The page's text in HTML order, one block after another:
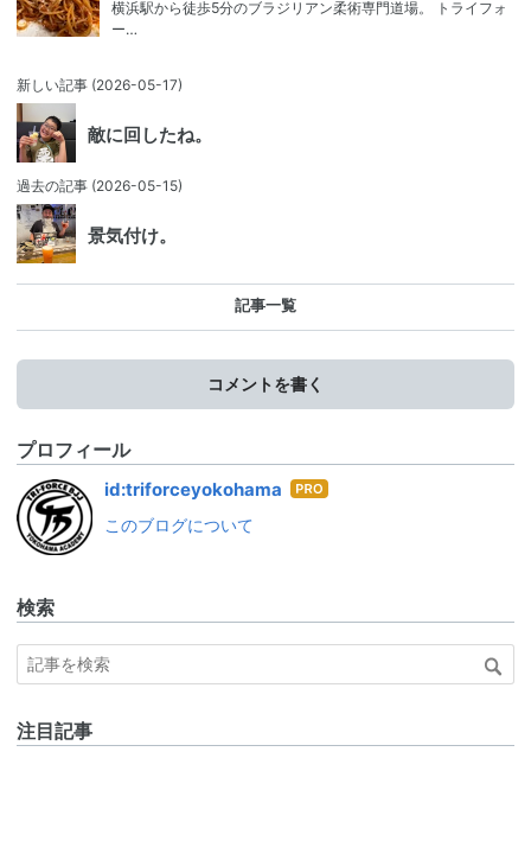
横浜駅から徒歩5分のブラジリアン柔術専門道場。 トライフォ
ー…
新しい記事 (2026-05-17)
敵に回したね。
過去の記事 (2026-05-15)
景気付け。
記事一覧
コメントを書く
プロフィール
id:triforceyokohama はて
このブログについて
検索
注目記事